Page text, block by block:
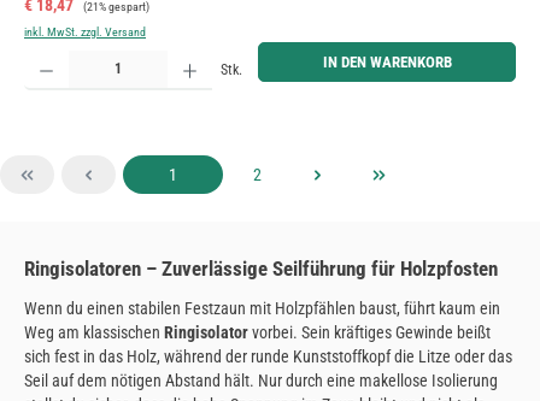
Verkaufspreis:
€ 18,47
(21% gespart)
inkl. MwSt. zzgl. Versand
Produkt Anzahl: Gib den gewünschten Wert ein oder benutze die Schaltflächen um die Anzahl zu
Stk. IN DEN WARENKORB
Seite
1 Seite
2
Ringisolatoren – Zuverlässige Seilführung für Holzpfosten
Wenn du einen stabilen Festzaun mit Holzpfählen baust, führt kaum ein
Weg am klassischen Ringisolatorvorbei. Sein kräftiges Gewinde beißt
sich fest in das Holz, während der runde Kunststoffkopf die Litze oder das
Seil auf dem nötigen Abstand hält. Nur durch eine makellose Isolierung